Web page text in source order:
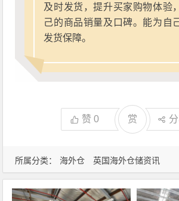
所属分类： 海外仓 英国海外仓储资讯
及时发货，提升买家购物体验
己的商品销量及口碑。能为自
发货保障。
赞0 赏